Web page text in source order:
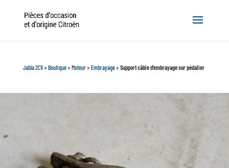
Jabla 2CV» Boutique» Moteur» Embrayage» Support câble d’embrayage sur pédalier